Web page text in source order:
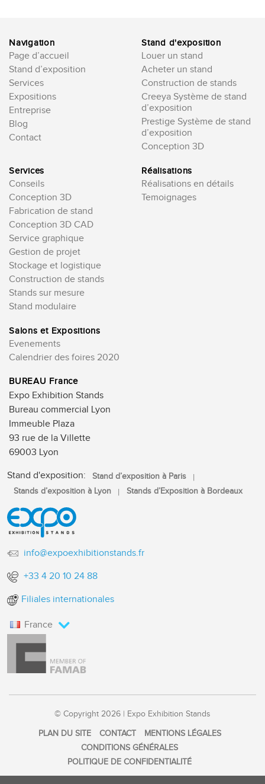
Navigation
Page d’accueil
Stand d’exposition
Services
Expositions
Entreprise
Blog
Contact
Stand d'exposition
Louer un stand
Acheter un stand
Construction de stands
Creeya Système de stand
d’exposition
Prestige Système de stand
d’exposition
Conception 3D
Services
Conseils
Conception 3D
Fabrication de stand
Conception 3D CAD
Service graphique
Gestion de projet
Stockage et logistique
Construction de stands
Stands sur mesure
Stand modulaire
Réalisations
Réalisations en détails
Temoignages
Salons et Expositions
Evenements
Calendrier des foires 2020
BUREAU France
Expo Exhibition Stands
Bureau commercial Lyon
Immeuble Plaza
93 rue de la Villette
69003 Lyon
Stand d'exposition:
Stand d’exposition à Paris
Stands d’exposition à Lyon
Stands d’Exposition à Bordeaux
info@expoexhibitionstands.fr
+33 4 20 10 24 88
Filiales internationales
France
© Copyright 2026 | Expo Exhibition Stands
PLAN DU SITE CONTACT
MENTIONS LÉGALES
CONDITIONS GÉNÉRALES
POLITIQUE DE CONFIDENTIALITÉ